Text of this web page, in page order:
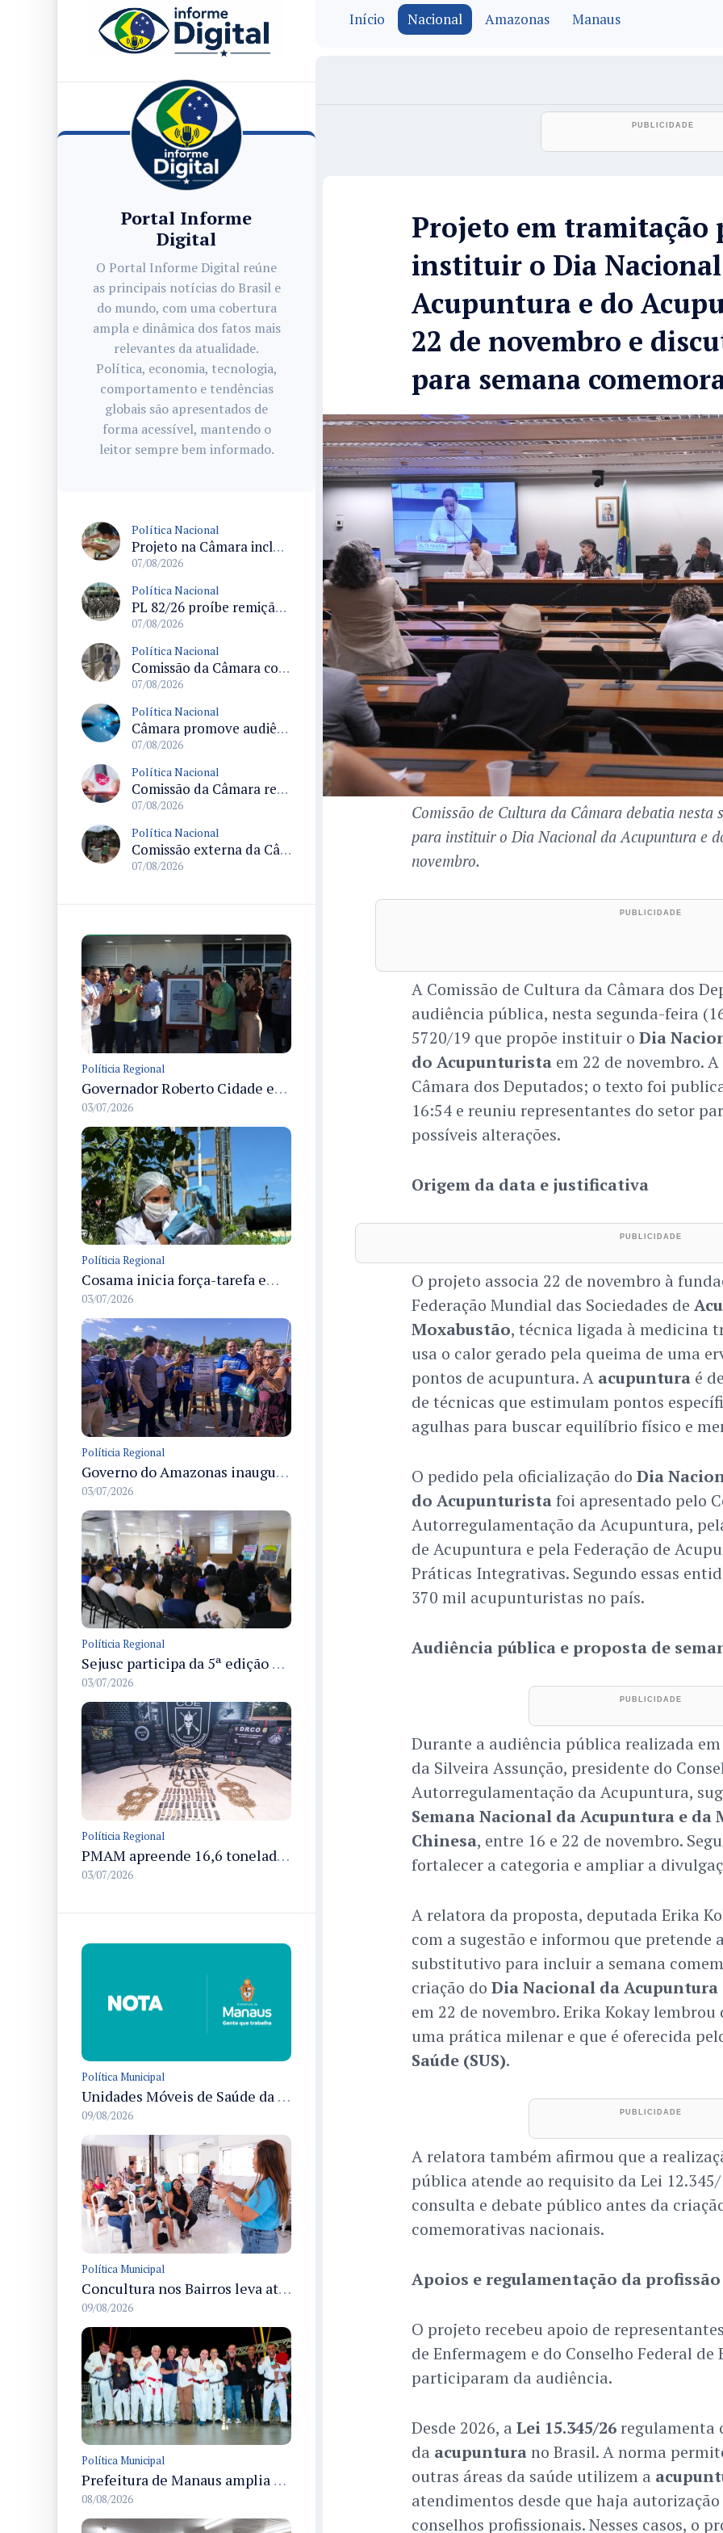
Portal Informe
Digital
O Portal Informe Digital reúne
as principais notícias do Brasil e
do mundo, com uma cobertura
ampla e dinâmica dos fatos mais
relevantes da atualidade.
Política, economia, tecnologia,
comportamento e tendências
globais são apresentados de
forma acessível, mantendo o
leitor sempre bem informado.
Política Nacional
Projeto na Câmara inclui estudantes com deficiência no regime escolar especial da LDB e estabelece critérios para frequência
07/08/2026
Política Nacional
PL 82/26 proíbe remição de pena por trabalho em funções militares para condenados por crimes contra o Estado Democrático de Direito
07/08/2026
Política Nacional
Comissão da Câmara convoca audiência para discutir misoginia nas escolas e universidades após divulgação de listas misóginas
07/08/2026
Política Nacional
Câmara promove audiência sobre Marco de Fomento à Economia Digital e impactos da inteligência artificial
07/08/2026
Política Nacional
Comissão da Câmara realiza audiência sobre apostas online para medir o tamanho do mercado ilegal
07/08/2026
Política Nacional
Comissão externa da Câmara convoca audiência pública sobre chuvas na Zona da Mata de Minas Gerais e impactos em Juiz de Fora
07/08/2026
Políticia Regional
Governador Roberto Cidade entrega readequação do ambulatório da FCecon e amplia capacidade de atendimento oncológico em Manaus
03/07/2026
Políticia Regional
Cosama inicia força-tarefa em Anamã para fortalecer abastecimento de água e segurança hídrica da população
03/07/2026
Políticia Regional
Governo do Amazonas inaugura primeiro Castramóvel Fluvial para atendimento veterinário às comunidades ribeirinhas e castração gratuita
03/07/2026
Políticia Regional
Sejusc participa da 5ª edição do Caminhos Literários com foco na cultura hip-hop nas unidades socioeducativas
03/07/2026
Políticia Regional
PMAM apreende 16,6 toneladas de entorpecentes e registra aumento nas prisões em flagrante e nas capturas de foragidos no primeiro semestre de 2026
03/07/2026
Política Municipal
Unidades Móveis de Saúde da Mulher atendem diversas zonas de Manaus durante o mês de agosto
09/08/2026
Política Municipal
Concultura nos Bairros leva atendimentos e serviços culturais ao Japiim em 8/8
09/08/2026
Política Municipal
Prefeitura de Manaus amplia apoio aos atletas de 100 para 150 beneficiados a partir do próximo ano
08/08/2026
Início Nacional Amazonas Manaus
Projeto em tramitação
instituir o Dia
Acupuntura e do
22 de novembro e
para semana
Comissão de Cultura da Câmara debatia nesta
para instituir o Dia Nacional da Acupuntura e
novembro.
A Comissão de Cultura da Câmara dos
audiência pública, nesta segunda-feira
5720/19 que propõe instituir o Dia
do Acupunturistaem 22 de novembro. A
Câmara dos Deputados; o texto foi
16:54 e reuniu representantes do setor
possíveis alterações.
Origem da data e justificativa
O projeto associa 22 de novembro à
Federação Mundial das Sociedades de
Moxabustão, técnica ligada à medicina
usa o calor gerado pela queima de uma
pontos de acupuntura. A acupunturaé
de técnicas que estimulam pontos
agulhas para buscar equilíbrio físico e
O pedido pela oficialização do Dia
do Acupunturistafoi apresentado pelo
Autorregulamentação da Acupuntura,
de Acupuntura e pela Federação de
Práticas Integrativas. Segundo essas
370 mil acupunturistas no país.
Audiência pública e proposta de
Durante a audiência pública realizada
da Silveira Assunção, presidente do
Autorregulamentação da Acupuntura,
Semana Nacional da Acupuntura e
Chinesa, entre 16 e 22 de novembro.
fortalecer a categoria e ampliar a
A relatora da proposta, deputada Erika
com a sugestão e informou que pretende
substitutivo para incluir a semana
criação do Dia Nacional da
em 22 de novembro. Erika Kokay lembrou
uma prática milenar e que é oferecida
Saúde (SUS).
A relatora também afirmou que a
pública atende ao requisito da Lei
consulta e debate público antes da
comemorativas nacionais.
Apoios e regulamentação da profissão
O projeto recebeu apoio de
de Enfermagem e do Conselho Federal
participaram da audiência.
Desde 2026, a Lei 15.345/26regulamenta
da acupunturano Brasil. A norma
outras áreas da saúde utilizem a
atendimentos desde que haja autorização
conselhos profissionais. Nesses casos, o